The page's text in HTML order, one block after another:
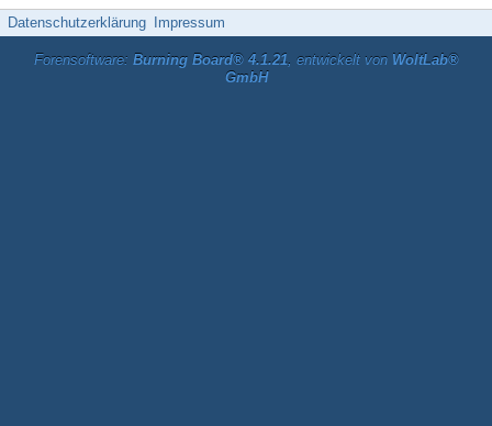
Datenschutzerklärung Impressum
Forensoftware: Burning Board® 4.1.21, entwickelt von WoltLab®
GmbH